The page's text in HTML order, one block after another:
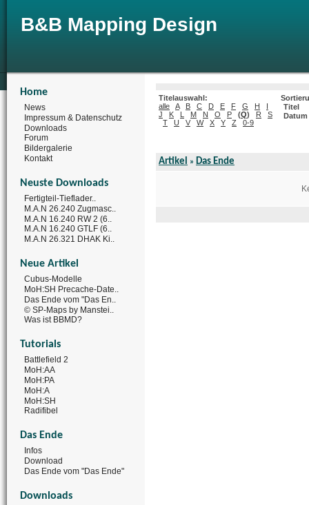
B&B Mapping Design
Home
News
Impressum & Datenschutz
Downloads
Forum
Bildergalerie
Kontakt
Neuste Downloads
Fertigteil-Tieflader..
M.A.N 26.240 Zugmasc..
M.A.N 16.240 RW 2 (6..
M.A.N 16.240 GTLF (6..
M.A.N 26.321 DHAK Ki..
Neue Artikel
Cubus-Modelle
MoH:SH Precache-Date..
Das Ende vom "Das En..
© SP-Maps by Manstei..
Was ist BBMD?
Tutorials
Battlefield 2
MoH:AA
MoH:PA
MoH:A
MoH:SH
Radifibel
Das Ende
Infos
Download
Das Ende vom "Das Ende"
Downloads
Titelauswahl:
alle
A B C D E F G H
I
J
K L M N O P (Q) R
S
T
U V W X Y Z 0-9
Titel
Datum
Artikel » Das Ende